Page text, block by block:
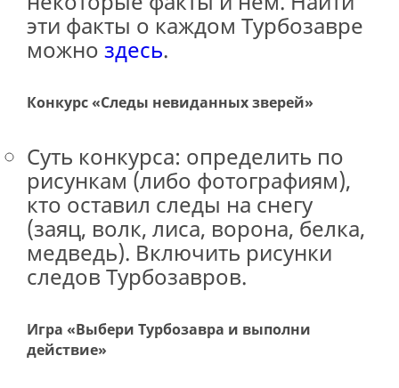
эти факты о каждом Турбозавре
можно здесь.
Конкурс «Следы невиданных зверей»
Суть конкурса: определить по
рисункам (либо фотографиям),
кто оставил следы на снегу
(заяц, волк, лиса, ворона, белка,
медведь). Включить рисунки
следов Турбозавров.
Игра «Выбери Турбозавра и выполни
действие»